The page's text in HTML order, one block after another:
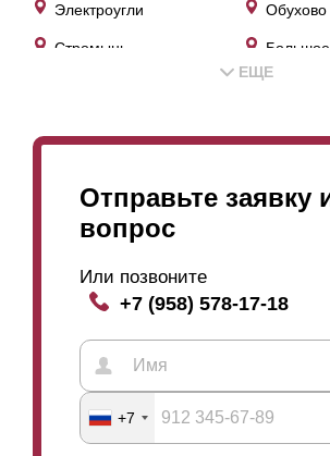
Электроугли Обухово
Стромынь
Тимохово
Щемилово
Новая Купавна
Балобаново Горки
Починки
Белая
Исаково
ЕЩЕ
Отправьте заявку
вопрос
Или позвоните
+7 (958) 578-17-18
+7